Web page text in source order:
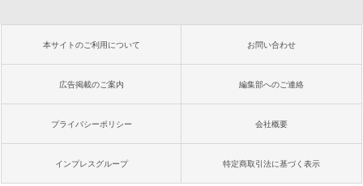
本サイトのご利用について お問い合わせ
広告掲載のご案内 編集部へのご連絡
プライバシーポリシー 会社概要
インプレスグループ 特定商取引法に基づく表示